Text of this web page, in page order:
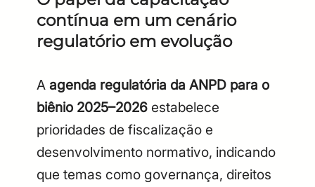
contínua em um cenário
regulatório em evolução
A agenda regulatória da ANPD para o
biênio 2025–2026 estabelece
prioridades de fiscalização e
desenvolvimento normativo, indicando
que temas como governança, direitos